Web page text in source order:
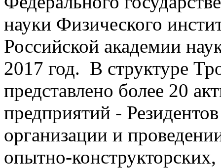
науки Физического
Российской академии
2017 год. В структуре
представлено более 20
предприятий -
организации и
опытно-